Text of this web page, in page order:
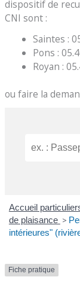
dispositif de
CNI sont :
Saintes :
Pons :
Royan :
ou faire la
Accueil
de plaisance >
intérieures"
Fiche pratique